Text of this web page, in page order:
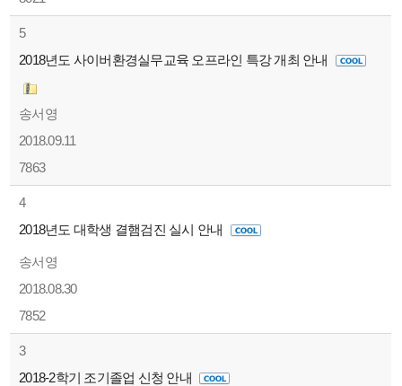
5
2018년도 사이버환경실무교육 오프라인 특강 개최 안내
송서영
2018.09.11
7863
4
2018년도 대학생 결햄검진 실시 안내
송서영
2018.08.30
7852
3
2018-2학기 조기졸업 신청 안내